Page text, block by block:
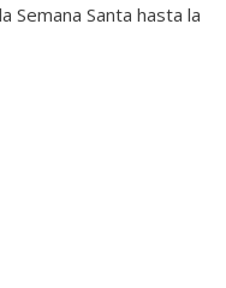
Semana Santa hasta la